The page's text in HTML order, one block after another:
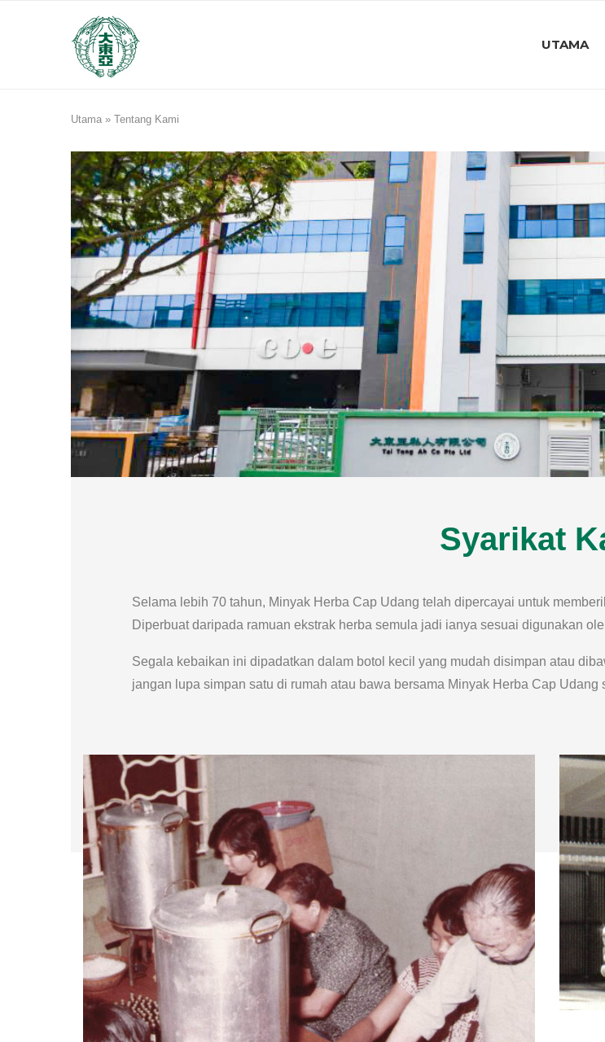
UTAMA
Utama » Tentang Kami
Syarikat
Selama lebih 70 tahun, Minyak Herba Cap Udang telah dipercayai untuk
Diperbuat daripada ramuan ekstrak herba semula jadi ianya sesuai digunakan
Segala kebaikan ini dipadatkan dalam botol kecil yang mudah disimpan atau
jangan lupa simpan satu di rumah atau bawa bersama Minyak Herba Cap Udang